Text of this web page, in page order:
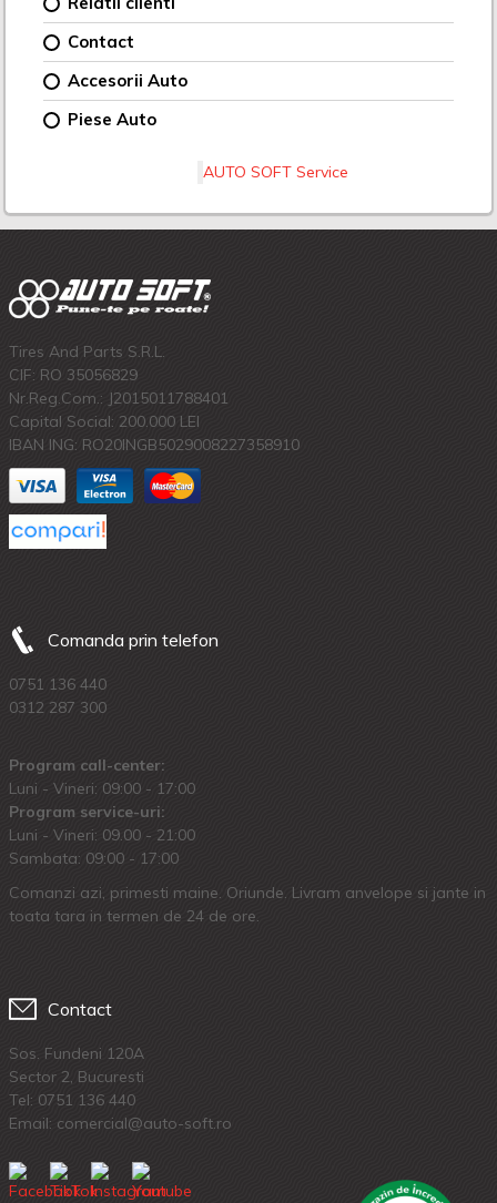
Contact
Accesorii Auto
Piese Auto
AUTO SOFT Service
Tires And Parts S.R.L.
CIF: RO 35056829
Nr.Reg.Com.: J2015011788401
Capital Social: 200.000 LEI
IBAN ING: RO20INGB5029008227358910
Comanda prin telefon
0751 136 440
0312 287 300
Program call-center:
Luni - Vineri: 09:00 - 17:00
Program service-uri:
Luni - Vineri: 09.00 - 21:00
Sambata: 09:00 - 17:00
Comanzi azi, primesti maine. Oriunde. Livram anvelope si jante in
toata tara in termen de 24 de ore.
Contact
Sos. Fundeni 120A
Sector 2, Bucuresti
Tel: 0751 136 440
Email: comercial@auto-soft.ro